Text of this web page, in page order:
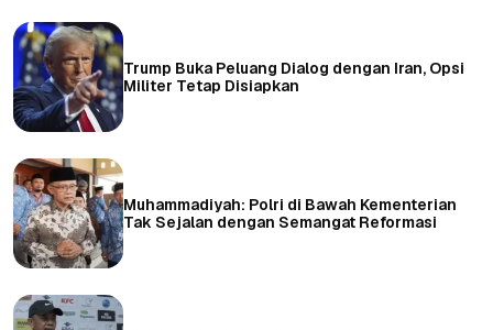
Trump Buka Peluang Dialog dengan Iran, Opsi
Militer Tetap Disiapkan
Muhammadiyah: Polri di Bawah Kementerian
Tak Sejalan dengan Semangat Reformasi